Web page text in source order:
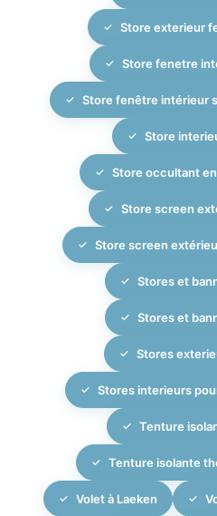
Store exterieur
Store fenetre
Store fenêtre intérieur
Store
Store occultant
Store screen
Store screen
Stores et
Stores et
Stores
Stores interieurs
Tenture
Tenture isolante
Volet à Laeken